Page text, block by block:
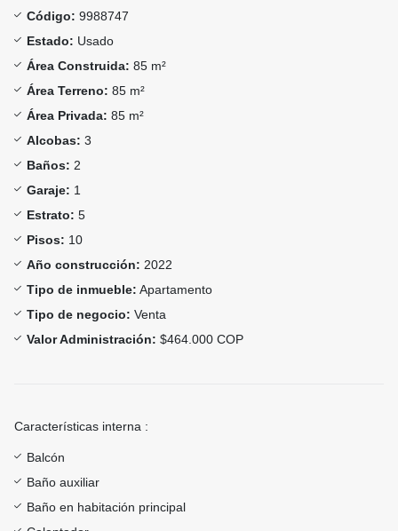
Código: 9988747
Estado: Usado
Área Construida: 85 m²
Área Terreno: 85 m²
Área Privada: 85 m²
Alcobas: 3
Baños: 2
Garaje: 1
Estrato: 5
Pisos: 10
Año construcción: 2022
Tipo de inmueble: Apartamento
Tipo de negocio: Venta
Valor Administración: $464.000 COP
Características interna :
Balcón
Baño auxiliar
Baño en habitación principal